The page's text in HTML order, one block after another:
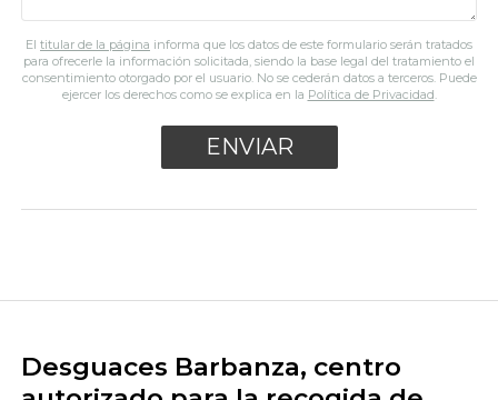
El titular de la página informa que los datos de este formulario serán tratados
para ofrecerle la información solicitada, siendo la base legal del tratamiento el
consentimiento otorgado por el usuario. No se cederán datos a terceros. Puede
ejercer los derechos como se explica en la Política de Privacidad.
Desguaces Barbanza, centro